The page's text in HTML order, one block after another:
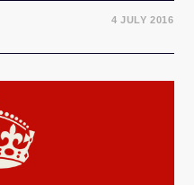
4 JULY 2016